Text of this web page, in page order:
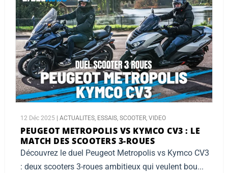
12 Déc 2025 ACTUALITES, ESSAIS, SCOOTER, VIDEO
PEUGEOT METROPOLIS VS KYMCO CV3 : LE
MATCH DES SCOOTERS 3-ROUES
Découvrez le duel Peugeot Metropolis vs Kymco CV3
: deux scooters 3-roues ambitieux qui veulent bou...